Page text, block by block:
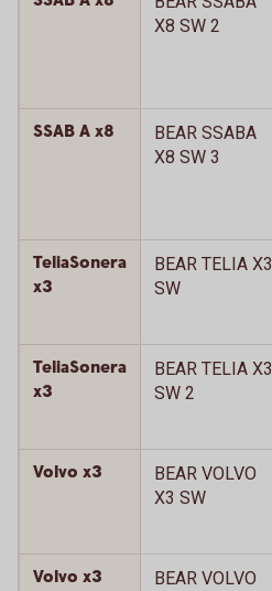
X8 SW 2
SSAB A x8
BEAR SSABA
X8 SW 3
TeliaSonera
x3
BEAR TELIA X3
SW
TeliaSonera
x3
BEAR TELIA X3
SW 2
Volvo x3
BEAR VOLVO
X3 SW
Volvo x3
BEAR VOLVO